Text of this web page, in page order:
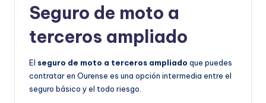
Seguro de moto a
terceros ampliado
El seguro de moto a terceros ampliado que puedes
contratar en Ourense es una opción intermedia entre el
seguro básico y el todo riesgo.